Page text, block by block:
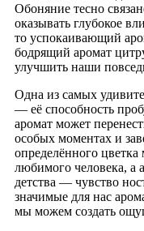
Обоняние тесно
оказывать глубокое
то успокаивающий
бодрящий аромат
улучшить наши
Одна из самых
— её способность
аромат может
особых моментах и
определённого
любимого человека, а
детства — чувство
значимые для нас
мы можем создать